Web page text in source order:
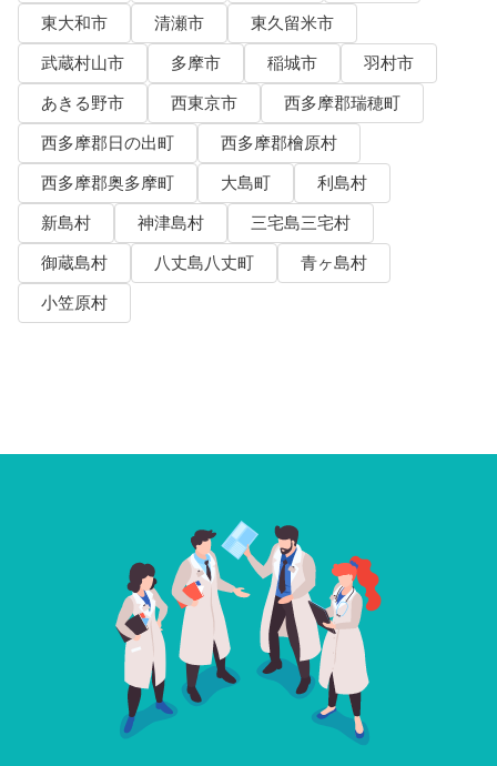
東大和市
清瀬市
東久留米市
武蔵村山市
多摩市 稲城市
羽村市
あきる野市
西東京市
西多摩郡瑞穂町
西多摩郡日の出町
西多摩郡檜原村
西多摩郡奥多摩町
大島町
利島村
新島村
神津島村
三宅島三宅村
御蔵島村
八丈島八丈町
青ヶ島村
小笠原村